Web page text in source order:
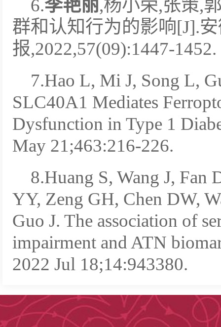
6.李艳丽,杨小荣,张策,
群和认知行为的影响[J].
报,2022,57(09):1447-1452.
7.Hao L, Mi J, Song L,
SLC40A1 Mediates
Dysfunction in Type 1
May 21;463:216-226.
8.Huang S, Wang J, Fan
YY, Zeng GH, Chen DW,
Guo J. The association of
impairment and ATN
2022 Jul 18;14:943380.